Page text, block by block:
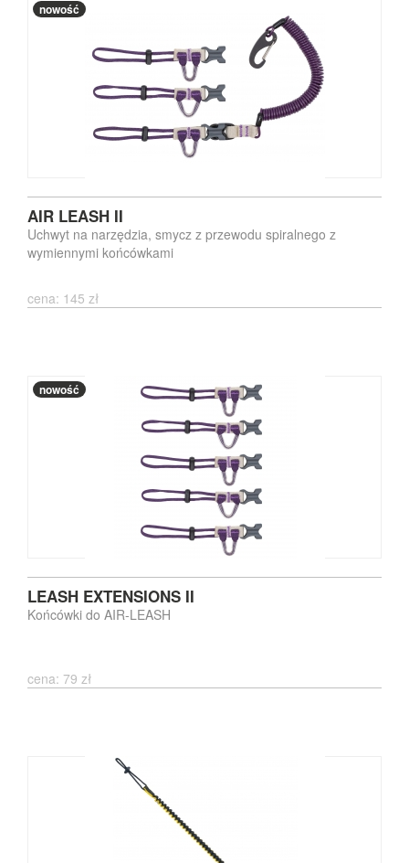
nowość
AIR LEASH II
Uchwyt na narzędzia, smycz z przewodu spiralnego z
wymiennymi końcówkami
cena: 145 zł
nowość
LEASH EXTENSIONS II
Końcówki do AIR-LEASH
cena: 79 zł